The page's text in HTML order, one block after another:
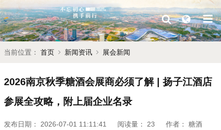
当前位置： 首页 新闻资讯 展会新闻
2026南京秋季糖酒会展商必须了解 | 扬子江酒店
参展全攻略，附上届企业名录
发布日期： 2026-07-01 11:11:41 阅读量： 23 作者：
糖酒